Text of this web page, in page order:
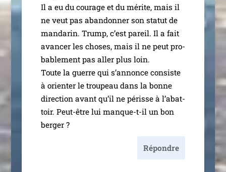
Il a eu du cou­rage et du mérite, mais il
ne veut pas aban­don­ner son sta­tut de
man­da­rin. Trump, c’est pareil. Il a fait
avan­cer les choses, mais il ne peut pro­
ba­ble­ment pas aller plus loin.
Toute la guerre qui s’an­nonce consiste
à orien­ter le trou­peau dans la bonne
direc­tion avant qu’il ne périsse à l’a­bat­
toir. Peut-être lui manque-t-il un bon
berger ?
Répondre